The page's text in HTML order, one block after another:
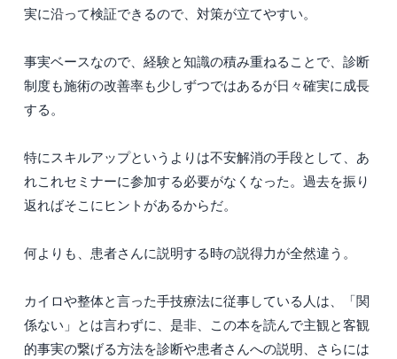
実に沿って検証できるので、対策が立てやすい。
事実ベースなので、経験と知識の積み重ねることで、診断
制度も施術の改善率も少しずつではあるが日々確実に成長
する。
特にスキルアップというよりは不安解消の手段として、あ
れこれセミナーに参加する必要がなくなった。過去を振り
返ればそこにヒントがあるからだ。
何よりも、患者さんに説明する時の説得力が全然違う。
カイロや整体と言った手技療法に従事している人は、「関
係ない」とは言わずに、是非、この本を読んで主観と客観
的事実の繋げる方法を診断や患者さんへの説明、さらには